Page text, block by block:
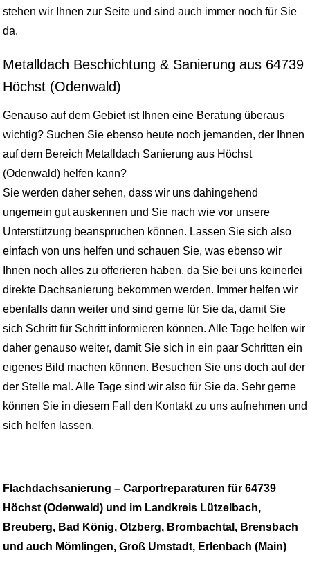
stehen wir Ihnen zur Seite und sind auch immer noch für Sie
da.
Metalldach Beschichtung & Sanierung aus 64739
Höchst (Odenwald)
Genauso auf dem Gebiet ist Ihnen eine Beratung überaus
wichtig? Suchen Sie ebenso heute noch jemanden, der Ihnen
auf dem Bereich Metalldach Sanierung aus Höchst
(Odenwald) helfen kann?
Sie werden daher sehen, dass wir uns dahingehend
ungemein gut auskennen und Sie nach wie vor unsere
Unterstützung beanspruchen können. Lassen Sie sich also
einfach von uns helfen und schauen Sie, was ebenso wir
Ihnen noch alles zu offerieren haben, da Sie bei uns keinerlei
direkte Dachsanierung bekommen werden. Immer helfen wir
ebenfalls dann weiter und sind gerne für Sie da, damit Sie
sich Schritt für Schritt informieren können. Alle Tage helfen wir
daher genauso weiter, damit Sie sich in ein paar Schritten ein
eigenes Bild machen können. Besuchen Sie uns doch auf der
der Stelle mal. Alle Tage sind wir also für Sie da. Sehr gerne
können Sie in diesem Fall den Kontakt zu uns aufnehmen und
sich helfen lassen.
Flachdachsanierung – Carportreparaturen für 64739
Höchst (Odenwald) und im Landkreis Lützelbach,
Breuberg, Bad König, Otzberg, Brombachtal, Brensbach
und auch Mömlingen, Groß Umstadt, Erlenbach (Main)